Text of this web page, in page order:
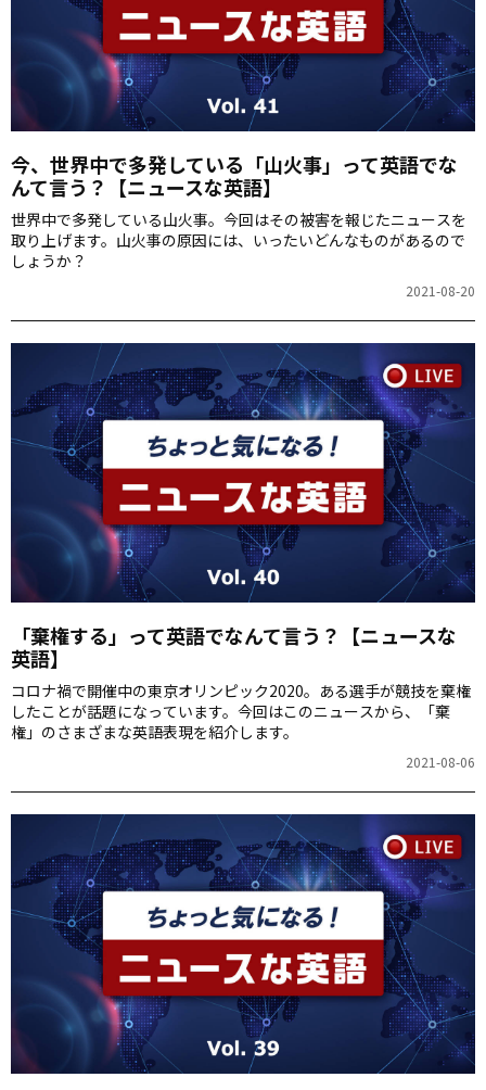
今、世界中で多発している「山火事」って英語でな
んて言う？【ニュースな英語】
世界中で多発している山火事。今回はその被害を報じたニュースを
取り上げます。山火事の原因には、いったいどんなものがあるので
しょうか？
2021-08-20
「棄権する」って英語でなんて言う？【ニュースな
英語】
コロナ禍で開催中の東京オリンピック2020。ある選手が競技を棄権
したことが話題になっています。今回はこのニュースから、「棄
権」のさまざまな英語表現を紹介します。
2021-08-06